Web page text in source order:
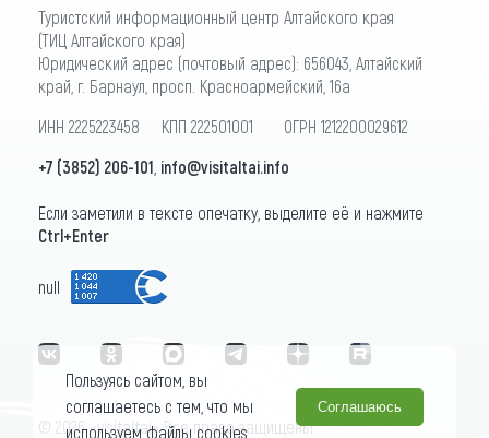
Туристский информационный центр Алтайского края
(ТИЦ Алтайского края)
Юридический адрес (почтовый адрес): 656043, Алтайский
край, г. Барнаул, просп. Красноармейский, 16а
ИНН 2225223458 КПП 222501001 ОГРН 1212200029612
+7 (3852) 206-101 info@visitaltai.info
Если заметили в тексте опечатку, выделите её и нажмите
Ctrl+Enter
null
© 2026 «visitaltai» Все права защищены.
Пользуясь сайтом, вы
соглашаетесь с тем, что мы
используем файлы cookies.
Соглашаюсь